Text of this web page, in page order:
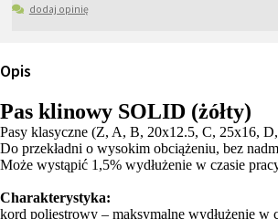
dodaj opinię
Opis
Pas klinowy SOLID (żółty)
Pasy klasyczne (Z, A, B, 20x12.5, C, 25x16,
Do przekładni o wysokim obciążeniu, bez
Może wystąpić 1,5% wydłużenie w czasie
Charakterystyka:
kord poliestrowy – maksymalne wydłużenie w